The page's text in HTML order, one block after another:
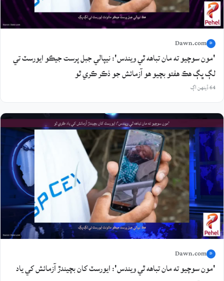
D
Dawn.com
'مون سوچيو ته مان تباهه ٿي ويندس': نيپالي جبل پرست جيڪو ايورسٽ تي
لڳ ڀڳ هڪ هفتو بچيو هو آزمائش جو ذڪر ڪري ٿو
64 ڏينهن اڳ
D
Dawn.com
'مون سوچيو ته مان تباهه ٿي ويندس': ايورسٽ کان بچيندڙ آزمائش کي ياد